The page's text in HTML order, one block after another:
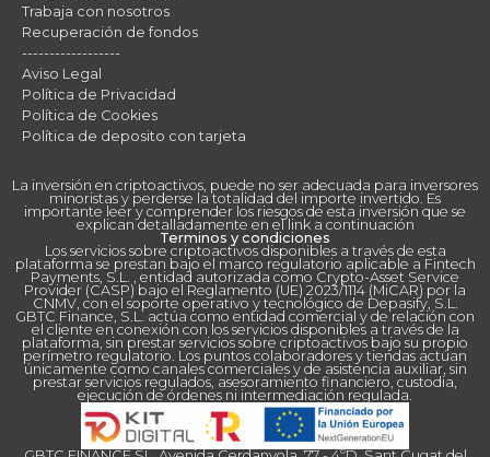
Trabaja con nosotros
Recuperación de fondos
------------------
Aviso Legal
Política de Privacidad
Política de Cookies
Política de deposito con tarjeta
La inversión en criptoactivos, puede no ser adecuada para inversores
minoristas y perderse la totalidad del importe invertido. Es
importante leer y comprender los riesgos de esta inversión que se
explican detalladamente en el link a continuación
Terminos y condiciones
Los servicios sobre criptoactivos disponibles a través de esta
plataforma se prestan bajo el marco regulatorio aplicable a Fintech
Payments, S.L. , entidad autorizada como Crypto-Asset Service
Provider (CASP) bajo el Reglamento (UE) 2023/1114 (MiCAR) por la
CNMV, con el soporte operativo y tecnológico de Depasify, S.L.
GBTC Finance, S.L. actúa como entidad comercial y de relación con
el cliente en conexión con los servicios disponibles a través de la
plataforma, sin prestar servicios sobre criptoactivos bajo su propio
perímetro regulatorio. Los puntos colaboradores y tiendas actúan
únicamente como canales comerciales y de asistencia auxiliar, sin
prestar servicios regulados, asesoramiento financiero, custodia,
ejecución de órdenes ni intermediación regulada.